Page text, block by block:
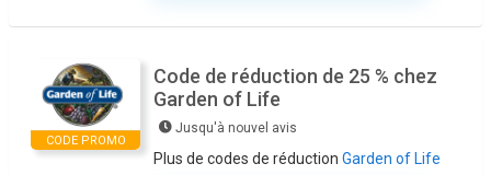
CODE PROMO
Code de réduction de 25 % chez
Garden of Life
Jusqu'à nouvel avis
Plus de codes de réduction Garden of Life